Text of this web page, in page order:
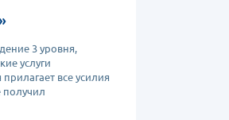
3 уровня,
услуги
все усилия
получил